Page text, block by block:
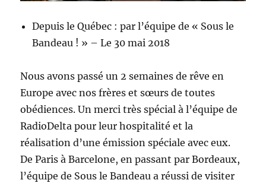
Depuis le Québec : par l’équipe de « Sous le
Bandeau ! » – Le 30 mai 2018
Nous avons passé un 2 semaines de rêve en
Europe avec nos frères et sœurs de toutes
obédiences. Un merci très spécial à l’équipe de
RadioDelta pour leur hospitalité et la
réalisation d’une émission spéciale avec eux.
De Paris à Barcelone, en passant par Bordeaux,
l’équipe de Sous le Bandeau a réussi de visiter